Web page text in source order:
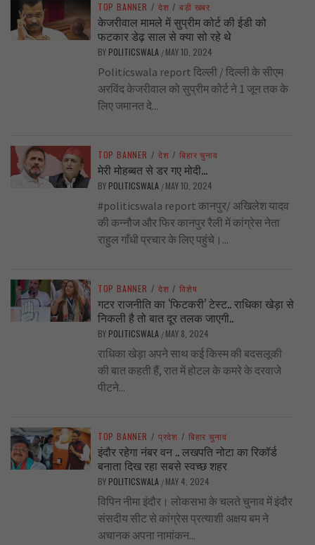
TOP BANNER / देश / बड़ी खबर
केजरीवाल मामले में सुप्रीम कोर्ट की ईडी को
फटकार डेढ़ साल से क्या सो रहे थे
BY POLITICSWALA / MAY 10, 2024
Politicswala report दिल्ली / दिल्ली के सीएम
अरविंद केजरीवाल को सुप्रीम कोर्ट ने 1 जून तक के
लिए जमानत दे...
TOP BANNER / देश / बिहार चुनाव
मेरी मोहब्बत से डर गए मोदी…
BY POLITICSWALA / MAY 10, 2024
#politicswala report कानपुर/ अखिलेश यादव
की कन्नौज और फिर कानपुर रैली में कांग्रेस नेता
राहुल गाँधी प्रचार के लिए पहुंचे।...
TOP BANNER / देश / विशेष
गटर राजनीति का ‘फिटकरी’ टेस्ट.. राधिका खेड़ा से
निकली है तो बात दूर तलक जाएगी..
BY POLITICSWALA / MAY 8, 2024
राधिका खेड़ा अपने साथ कई किस्म की बदसलूकी
की बात कहती हैं, रात में होटल के कमरे के दरवाजे
पीटने...
TOP BANNER / प्रदेश / बिहार चुनाव
इंदौर रहेगा नंबर वन .. लखपति नोटा का रिकॉर्ड
बनाता दिख रहा सबसे स्वच्छ शहर
BY POLITICSWALA / MAY 4, 2024
विपिन नीमा इंदौर। लोकसभा के चलते चुनाव में इंदौर
संसदीय सीट से कांग्रेस प्रत्याशी अक्षय बम ने
अचानक अपना नामांकन...